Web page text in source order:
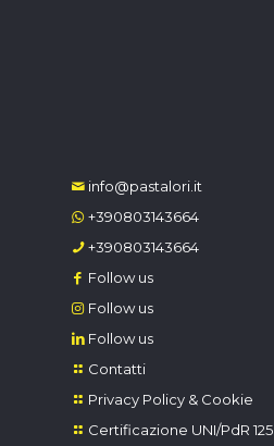
info@pastalori.it
+390803143664
+390803143664
Follow us
Follow us
Follow us
Contatti
Privacy Policy & Cookie
Certificazione UNI/PdR 125